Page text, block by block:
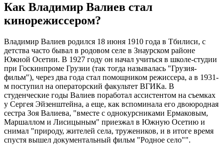
Как Владимир Валиев стал
кинорежиссером?
Владимир Валиев родился 18 июня 1910 года в Тбилиси, с
детства часто бывал в родовом селе в Знаурском районе
Южной Осетии. В 1927 году он начал учиться в школе-студии
при Госкинпроме Грузии (так тогда называлась "Грузия-
фильм"), через два года стал помощником режиссера, а в 1931-
м поступил на операторский факультет ВГИКа. В
студенческие годы Валиев поработал ассистентом на съемках
у Сергея Эйзенштейна, а еще, как вспоминала его двоюродная
сестра Зоя Валиева, "вместе с однокурсниками Ермаковым,
Маршаллом и Лисицыным" приезжал в Южную Осетию и
снимал "природу, жителей села, тружеников, и в итоге время
спустя вышел документальный фильм "Родное село"".